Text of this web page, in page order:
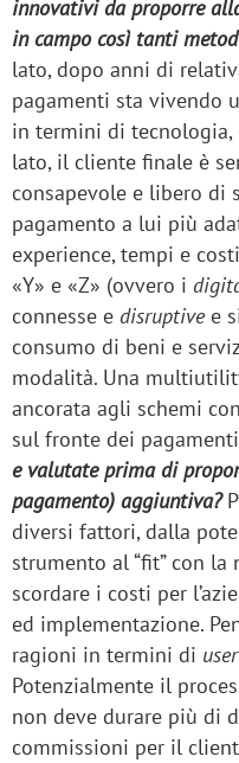
innovativi da proporre
in campo così tanti
lato, dopo anni di
pagamenti sta vivendo
in termini di tecnologia,
lato, il cliente finale è
consapevole e libero di
pagamento a lui più
experience, tempi e
«Y» e «Z» (ovvero i
connesse e disruptivee
consumo di beni e
modalità. Una
ancorata agli schemi
sul fronte dei
e valutate prima di
pagamento) aggiuntiva?
diversi fattori, dalla
strumento al “fit” con la
scordare i costi per
ed implementazione.
ragioni in termini di
Potenzialmente il
non deve durare più di
commissioni per il